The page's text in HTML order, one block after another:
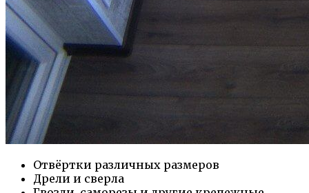
Отвёртки различных размеров
Дрели и сверла